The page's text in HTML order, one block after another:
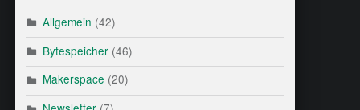
Allgemein (42)
Bytespeicher (46)
Makerspace (20)